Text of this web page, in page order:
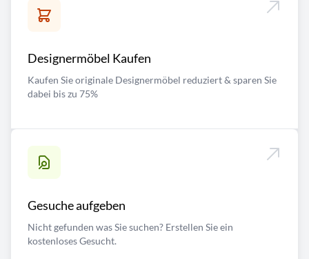
Designermöbel Kaufen
Kaufen Sie originale Designermöbel reduziert & sparen Sie
dabei bis zu 75%
Gesuche aufgeben
Nicht gefunden was Sie suchen? Erstellen Sie ein
kostenloses Gesucht.